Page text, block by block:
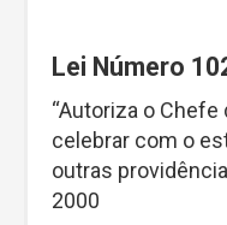
Lei Número
“Autoriza o Chefe
celebrar com o
outras
2000